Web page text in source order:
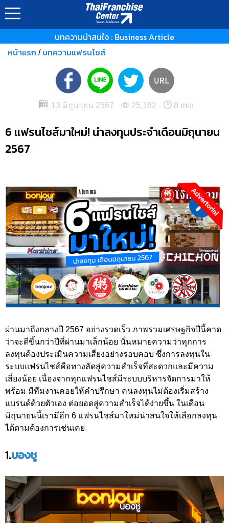
บทความน่าสนใจ : Business Article
หน้าแรก / บทความแฟรนไชส์
13 มิถุนายน 2567 25,182 8 min
6 แฟรนไชส์มาใหม่! น่าลงทุนประจำเดือนมิถุนายน
2567
ผ่านมาถึงกลางปี 2567 อย่างรวดเร็ว ภาพรวมเศรษฐกิจปีนี้คาด
ว่าจะดีขึ้นกว่าปีที่ผ่านมาเล็กน้อย นั่นหมายความว่าทุกการ
ลงทุนต้องประเมินความเสี่ยงอย่างรอบคอบ ซึ่งการลงทุนใน
ระบบแฟรนไชส์คือทางลัดสู่ความสำเร็จที่สะดวกและมีความ
เสี่ยงน้อย เนื่องจากทุกแฟรนไชส์มีระบบบริหารจัดการมาให้
พร้อม มีทีมงานคอยให้คำปรึกษา คนลงทุนไม่ต้องเริ่มสร้าง
แบรนด์ด้วยตัวเอง ต่อยอดสู่ความสำเร็จได้ง่ายขึ้น ในเดือน
มิถุนายนนี้เรามีอีก 6 แฟรนไชส์มาใหม่น่าสนใจให้เลือกลงทุน
ได้ตามต้องการเช่นเคย
1.บองชู